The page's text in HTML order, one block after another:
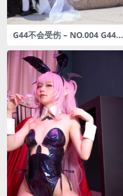
G44不会受伤 – NO.004 G44 9